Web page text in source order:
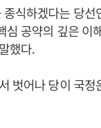
식하겠다는 당
공약의 깊은 이
했다.
벗어나 당이 국